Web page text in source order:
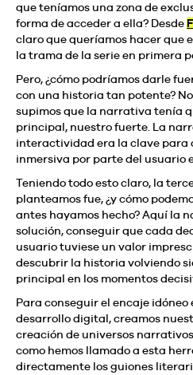
que teníamos una zona de
forma de acceder a ella? Desde
claro que queríamos hacer que
la trama de la serie en primera
Pero, ¿cómo podríamos darle
con una historia tan potente?
supimos que la narrativa tenía
principal, nuestro fuerte. La
interactividad era la clave para
inmersiva por parte del usuario
Teniendo todo esto claro, la
planteamos fue, ¿y cómo
antes hayamos hecho? Aquí la
solución, conseguir que cada
usuario tuviese un valor
descubrir la historia volviendo
principal en los momentos
Para conseguir el encaje idóneo
desarrollo digital, creamos
creación de universos
como hemos llamado a esta
directamente los guiones